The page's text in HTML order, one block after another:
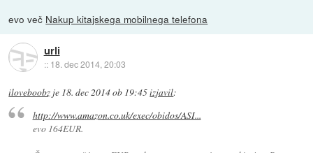
evo več Nakup kitajskega mobilnega telefona
urli
:: 18. dec 2014, 20:03
iloveboobz je 18. dec 2014 ob 19:45izjavil:
http://www.amazon.co.uk/exec/obidos/ASI...
evo 164EUR.